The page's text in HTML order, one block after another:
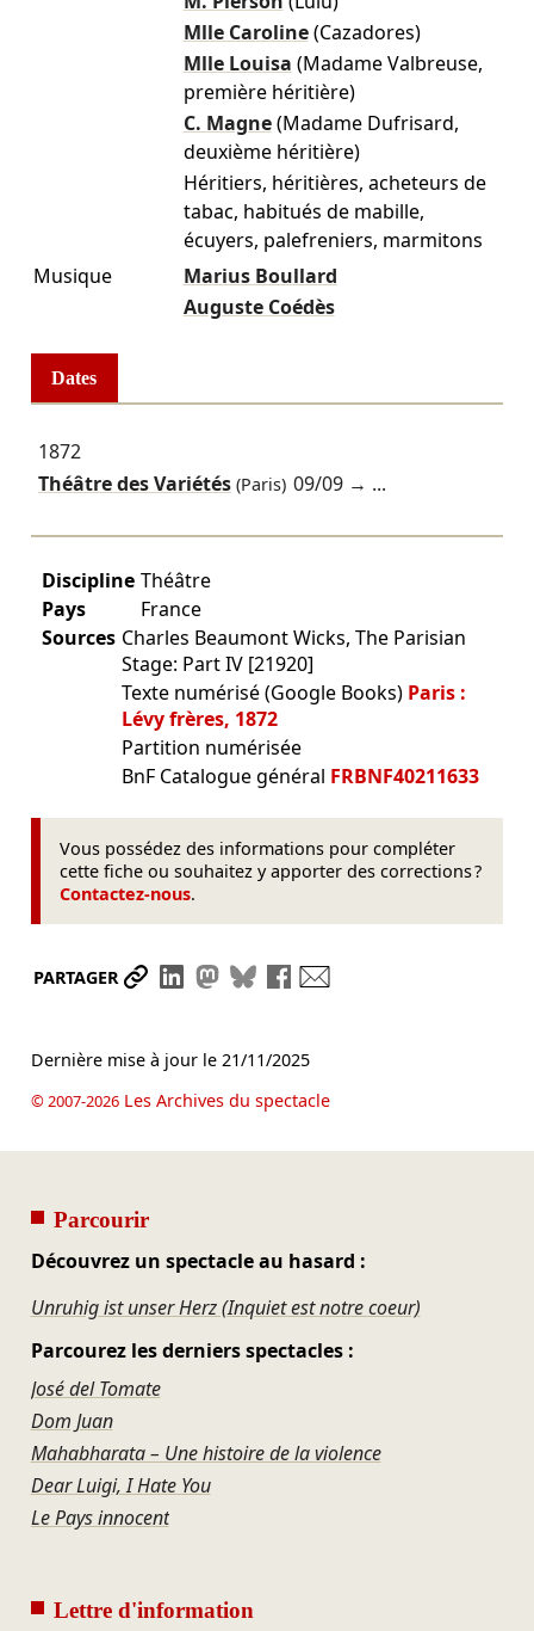
Mlle Caroline (Cazadores)
Mlle Louisa (Madame Valbreuse,
première héritière)
C. Magne (Madame Dufrisard,
deuxième héritière)
Héritiers, héritières, acheteurs de
tabac, habitués de mabille,
écuyers, palefreniers, marmitons
Musique
Marius Boullard
Auguste Coédès
Dates
1872
Théâtre des Variétés(Paris) 09/09 → ...
Discipline Théâtre
Pays
France
Sources Charles Beaumont Wicks, The Parisian
Stage: Part IV [21920]
Texte numérisé (Google Books) Paris :
Lévy frères, 1872
Partition numérisée
BnF Catalogue général FRBNF40211633
Vous possédez des informations pour compléter
cette fiche ou souhaitez y apporter des corrections ?
Contactez-nous.
PARTAGER Partager le lien
Partager sur LinkedIn
Partager sur Mastodon
Partager sur Bluesky
Partager sur Facebook
Dernière mise à jour le 21/11/2025
© 2007-2026Les Archives du spectacle
Parcourir
Découvrez un spectacle au hasard :
Unruhig ist unser Herz (Inquiet est notre coeur)
Parcourez les derniers spectacles :
José del Tomate
Dom Juan
Mahabharata – Une histoire de la violence
Dear Luigi, I Hate You
Le Pays innocent
Lettre d'information